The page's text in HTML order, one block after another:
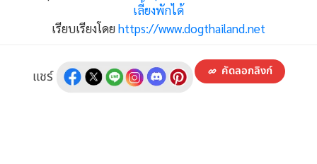
เลี้ยงพักได้
เรียบเรียงโดย https://www.dogthailand.net
แชร์ คัดลอกลิงก์